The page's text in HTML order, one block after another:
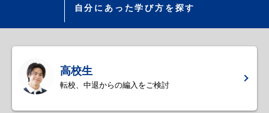
自分にあった学び方を探す
高校生
転校、中退からの編入をご検討